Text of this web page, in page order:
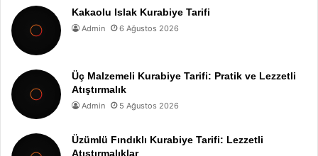
Kakaolu Islak Kurabiye Tarifi
Admin 6 Ağustos 2026
Üç Malzemeli Kurabiye Tarifi: Pratik ve Lezzetli
Atıştırmalık
Admin 5 Ağustos 2026
Üzümlü Fındıklı Kurabiye Tarifi: Lezzetli
Atıştırmalıklar